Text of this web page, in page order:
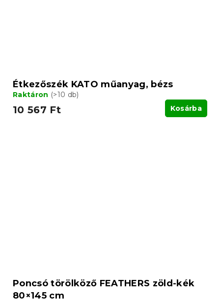
Étkezőszék KATO műanyag, bézs
Raktáron (>10 db)
10 567 Ft Kosárba
Poncsó törölköző FEATHERS zöld-kék
80×145 cm